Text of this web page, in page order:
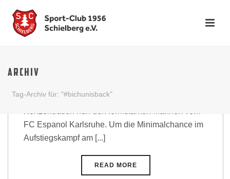
ARCHIV
Tag-Archiv für: "#bichunisback"
Ittersbach in der Vorwoche, galt die ganze
FC Espanol Karlsruhe. Um die Minimalchance im
Aufstiegskampf am [...]
READ MORE